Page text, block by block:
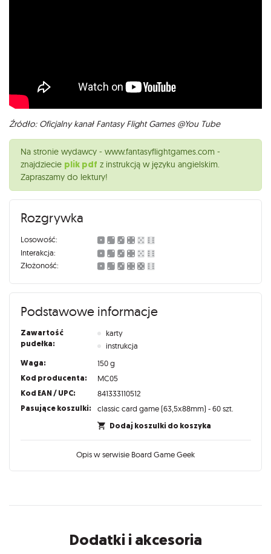
Źródło: Oficjalny kanał Fantasy Flight Games @You Tube
Na stronie wydawcy - www.fantasyflightgames.com -
znajdziecie plik pdf z instrukcją w języku angielskim.
Zapraszamy do lektury!
Rozgrywka
Losowość:
Interakcja:
Złożoność:
Podstawowe informacje
Zawartość
pudełka:
karty
instrukcja
Waga: 150 g
Kod producenta: MC05
Kod EAN / UPC: 841333110512
Pasujące koszulki: classic card game (63,5x88mm) - 60 szt.
Dodaj koszulki do koszyka
Opis w serwisie Board Game Geek
Dodatki i akcesoria